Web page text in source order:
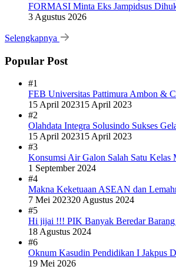
FORMASI Minta Eks Jampidsus
3 Agustus 2026
Selengkapnya
Popular Post
#1
FEB Universitas Pattimura Ambon &
15 April 202315 April 2023
#2
Olahdata Integra Solusindo Sukses
15 April 202315 April 2023
#3
Konsumsi Air Galon Salah Satu Kelas
1 September 2024
#4
Makna Keketuaan ASEAN dan
7 Mei 202320 Agustus 2024
#5
Hi jijai !!! PIK Banyak Beredar Barang
18 Agustus 2024
#6
Oknum Kasudin Pendidikan I Jakpus
19 Mei 2026